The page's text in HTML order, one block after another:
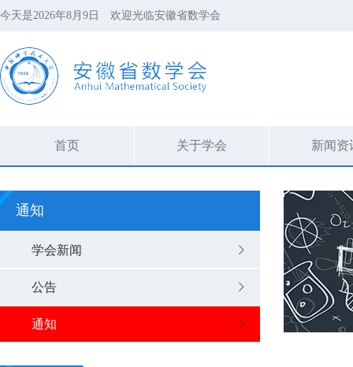
今天是2026年8月9日 欢迎光临安徽省数学会
首页 关于学会 新闻资
通知
学会新闻
公告
通知